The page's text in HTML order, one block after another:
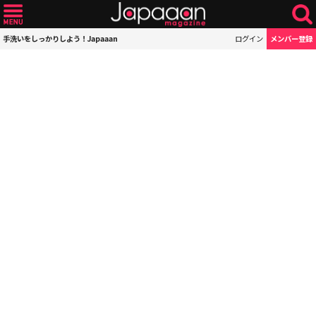
手洗いをしっかりしよう！Japaaan ログイン メンバー登録